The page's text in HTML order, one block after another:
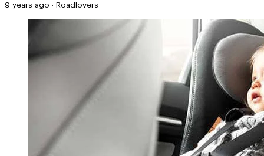
9 years ago · Roadlovers